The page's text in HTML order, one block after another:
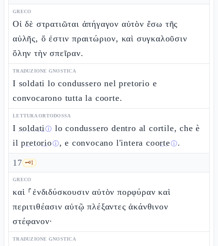
GRECO
Οἱ δὲ στρατιῶται ἀπήγαγον αὐτὸν ἔσω τῆς
αὐλῆς, ὅ ἐστιν πραιτώριον, καὶ συγκαλοῦσιν
ὅλην τὴν σπεῖραν.
TRADUZIONE GNOSTICA
I soldati lo condussero nel pretorio e
convocarono tutta la coorte.
LETTURA ORTODOSSA
I soldatiⓘ lo condussero dentro al cortile, che è
ilpretorioⓘ, e convocano l'interacoorteⓘ.
17 🗝️1
GRECO
καὶ ⸀ἐνδιδύσκουσιν αὐτὸν πορφύραν καὶ
περιτιθέασιν αὐτῷ πλέξαντες ἀκάνθινον
στέφανον·
TRADUZIONE GNOSTICA